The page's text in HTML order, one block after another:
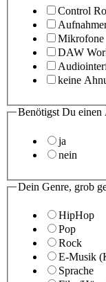
Control
Mikrofone
DAW
keine
Benötigst Du einen
ja
nein
Dein Genre, grob
HipHop
Pop
Rock
E-Musik
Sprache